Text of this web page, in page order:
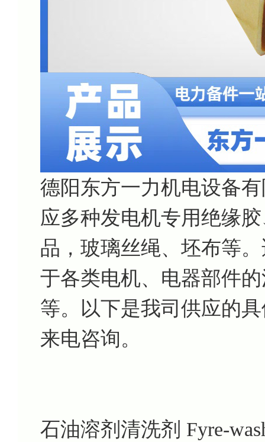
德阳东方一力机电设备
应多种发电机专用绝缘
品，玻璃丝绳、坯布等
于各类电机、电器部件
等。以下是我司供应的
来电咨询。
石油溶剂清洗剂 Fyre-